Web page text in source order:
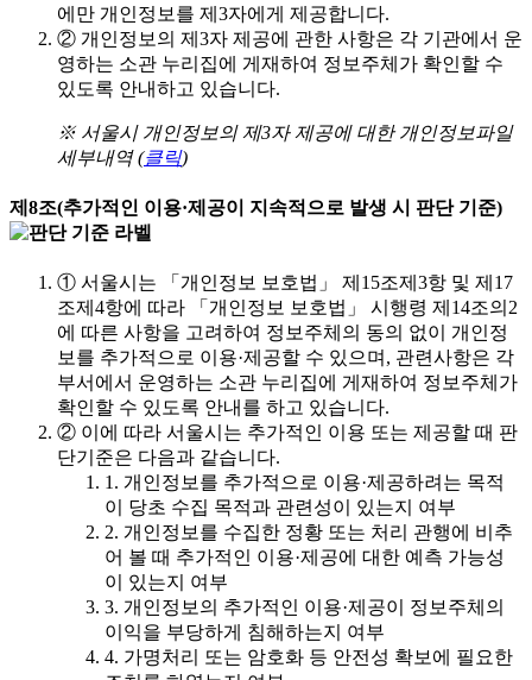
에만 개인정보를 제3자에게 제공합니다.
② 개인정보의 제3자 제공에 관한 사항은 각 기관에서 운
영하는 소관 누리집에 게재하여 정보주체가 확인할 수
있도록 안내하고 있습니다.
※ 서울시 개인정보의 제3자 제공에 대한 개인정보파일
세부내역 (클릭)
제8조(추가적인 이용·제공이 지속적으로 발생 시 판단 기준)
① 서울시는 「개인정보 보호법」 제15조제3항 및 제17
조제4항에 따라 「개인정보 보호법」 시행령 제14조의2
에 따른 사항을 고려하여 정보주체의 동의 없이 개인정
보를 추가적으로 이용·제공할 수 있으며, 관련사항은 각
부서에서 운영하는 소관 누리집에 게재하여 정보주체가
확인할 수 있도록 안내를 하고 있습니다.
② 이에 따라 서울시는 추가적인 이용 또는 제공할 때 판
단기준은 다음과 같습니다.
1. 개인정보를 추가적으로 이용·제공하려는 목적
이 당초 수집 목적과 관련성이 있는지 여부
2. 개인정보를 수집한 정황 또는 처리 관행에 비추
어 볼 때 추가적인 이용·제공에 대한 예측 가능성
이 있는지 여부
3. 개인정보의 추가적인 이용·제공이 정보주체의
이익을 부당하게 침해하는지 여부
4. 가명처리 또는 암호화 등 안전성 확보에 필요한